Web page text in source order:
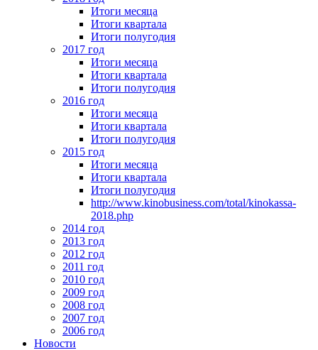
Итоги месяца
Итоги квартала
Итоги полугодия
2017 год
Итоги месяца
Итоги квартала
Итоги полугодия
2016 год
Итоги месяца
Итоги квартала
Итоги полугодия
2015 год
Итоги месяца
Итоги квартала
Итоги полугодия
http://www.kinobusiness.com/total/kinokassa-
2018.php
2014 год
2013 год
2012 год
2011 год
2010 год
2009 год
2008 год
2007 год
2006 год
Новости